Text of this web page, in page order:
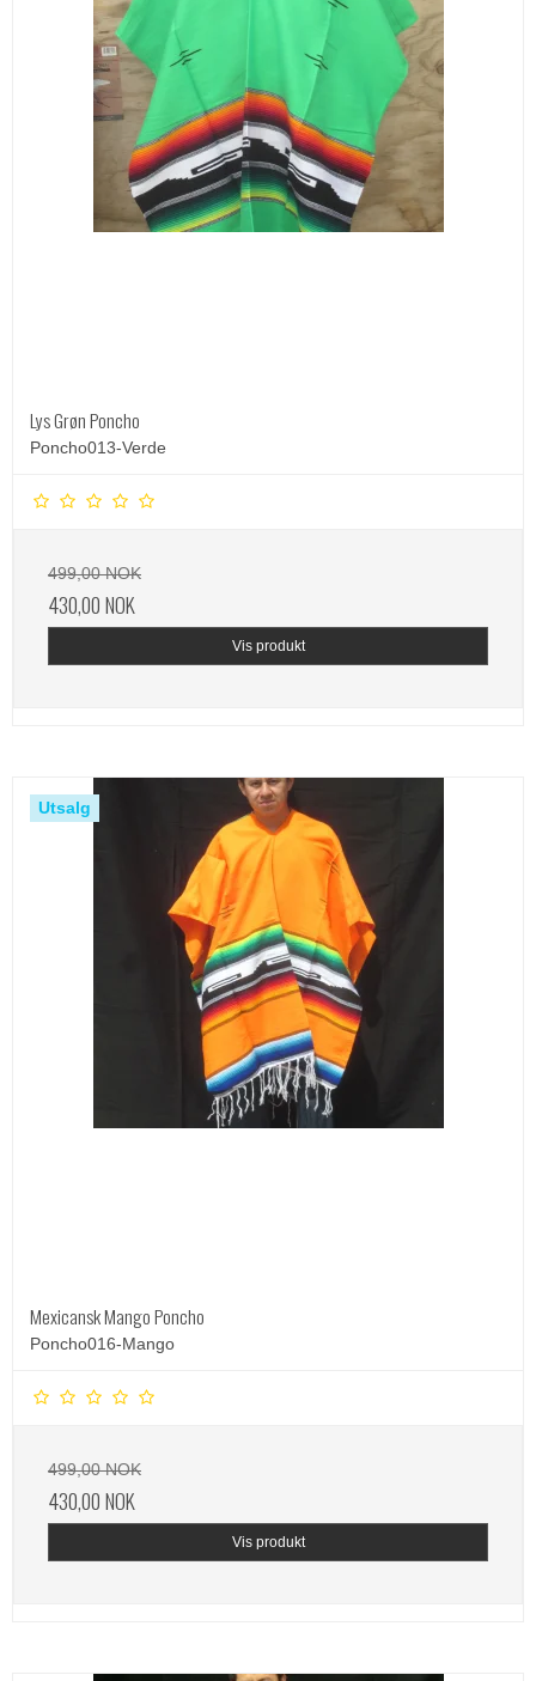
Lys Grøn Poncho
Poncho013-Verde
499,00 NOK
430,00 NOK
Vis produkt
Utsalg
Mexicansk Mango Poncho
Poncho016-Mango
499,00 NOK
430,00 NOK
Vis produkt